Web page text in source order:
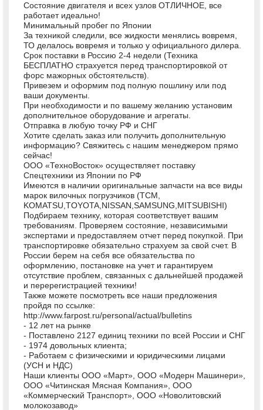
Состояние двигателя и всех узлов ОТЛИЧНОЕ, все
работает идеально!
Минимальный пробег по Японии
За техникой следили, все жидкости менялись вовремя,
ТО делалось вовремя и только у официального дилера.
Срок поставки в Россию 2-4 недели (Техника
БЕСПЛАТНО страхуется перед транспортировкой от
форс мажорных обстоятельств).
Привезем и оформим под полную пошлину или под
ваши документы.
При необходимости и по вашему желанию установим
дополнительное оборудование и агрегаты.
Отправка в любую точку РФ и СНГ
Хотите сделать заказ или получить дополнительную
информацию? Свяжитесь с нашим менеджером прямо
сейчас!
ООО «ТехноВосток» осуществляет поставку
Спецтехники из Японии по РФ
Имеются в наличии оригинальные запчасти на все виды
марок вилочных погрузчиков (TCM,
KOMATSU,TOYOTA,NISSAN,SAMSUNG,MITSUBISHI)
Подбираем технику, которая соответствует вашим
требованиям. Проверяем состояние, независимыми
экспертами и предоставляем отчет перед покупкой. При
транспортировке обязательно страхуем за свой счет. В
России берем на себя все обязательства по
оформлению, постановке на учет и гарантируем
отсутствие проблем, связанных с дальнейшей продажей
и перерегистрацией техники!
Также можете посмотреть все наши предложения
пройдя по ссылке:
http://www.farpost.ru/personal/actual/bulletins
- 12 лет на рынке
- Поставлено 2127 единиц техники по всей России и СНГ
- 1974 довольных клиента;
- Работаем с физическими и юридическими лицами
(УСН и НДС)
Наши клиенты ООО «Март», ООО «Модерн Машинери»,
ООО «Читинская Мясная Компания», ООО
«Коммерческий Транспорт», ООО «Новолитовский
молокозавод»